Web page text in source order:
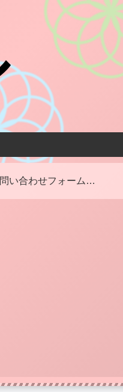
お問い合わせフォーム・お仕事のご依頼